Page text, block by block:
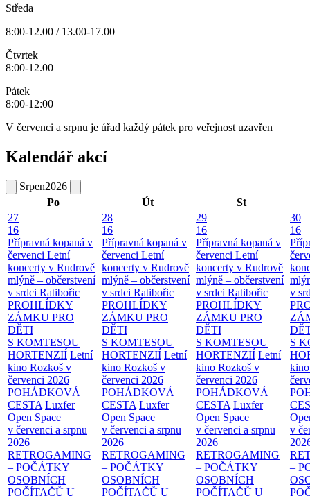
Středa
8:00-12.00 / 13.00-17.00
Čtvrtek
8:00-12.00
Pátek
8:00-12:00
V červenci a srpnu je úřad každý pátek pro veřejnost uzavřen
Kalendář akcí
Srpen2026
Po
Út
St
27
16
Přípravná kopaná v
červenci Letní
koncerty v Rudrově
mlýně – občerstvení
v srdci Ratibořic
PROHLÍDKY
ZÁMKU PRO
DĚTI
S KOMTESOU
HORTENZIÍ Letní
kino Rozkoš v
červenci 2026
POHÁDKOVÁ
CESTA Luxfer
Open Space
v červenci a srpnu
2026
RETROGAMING
– POČÁTKY
OSOBNÍCH
POČÍTAČŮ U
28
16
Přípravná kopaná v
červenci Letní
koncerty v Rudrově
mlýně – občerstvení
v srdci Ratibořic
PROHLÍDKY
ZÁMKU PRO
DĚTI
S KOMTESOU
HORTENZIÍ Letní
kino Rozkoš v
červenci 2026
POHÁDKOVÁ
CESTA Luxfer
Open Space
v červenci a srpnu
2026
RETROGAMING
– POČÁTKY
OSOBNÍCH
POČÍTAČŮ U
29
16
Přípravná kopaná v
červenci Letní
koncerty v Rudrově
mlýně – občerstvení
v srdci Ratibořic
PROHLÍDKY
ZÁMKU PRO
DĚTI
S KOMTESOU
HORTENZIÍ Letní
kino Rozkoš v
červenci 2026
POHÁDKOVÁ
CESTA Luxfer
Open Space
v červenci a srpnu
2026
RETROGAMING
– POČÁTKY
OSOBNÍCH
POČÍTAČŮ U
30
16
v
S
v
–